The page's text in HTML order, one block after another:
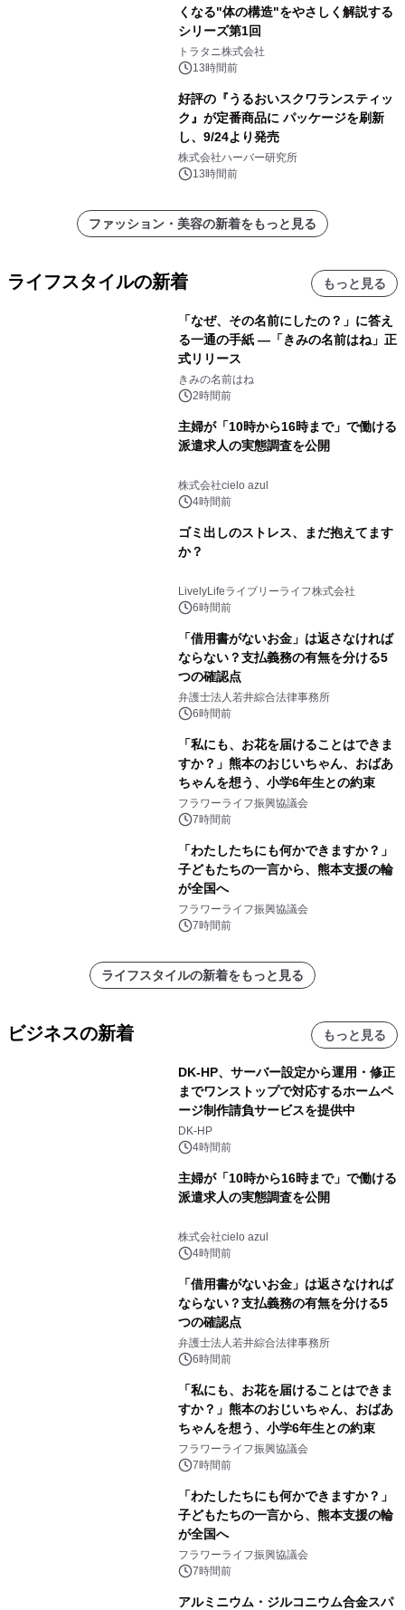
くなる"体の構造"をやさしく解説する
シリーズ第1回
トラタニ株式会社
13時間前
好評の『うるおいスクワランスティッ
ク』が定番商品に パッケージを刷新
し、9/24より発売
株式会社ハーバー研究所
13時間前
ファッション・美容の新着をもっと見る
ライフスタイルの新着 もっと見る
「なぜ、その名前にしたの？」に答え
る一通の手紙 ―「きみの名前はね」正
式リリース
きみの名前はね
2時間前
主婦が「10時から16時まで」で働ける
派遣求人の実態調査を公開
株式会社cielo azul
4時間前
ゴミ出しのストレス、まだ抱えてます
か？
LivelyLifeライブリーライフ株式会社
6時間前
「借用書がないお金」は返さなければ
ならない？支払義務の有無を分ける5
つの確認点
弁護士法人若井綜合法律事務所
6時間前
「私にも、お花を届けることはできま
すか？」熊本のおじいちゃん、おばあ
ちゃんを想う、小学6年生との約束
フラワーライフ振興協議会
7時間前
「わたしたちにも何かできますか？」
子どもたちの一言から、熊本支援の輪
が全国へ
フラワーライフ振興協議会
7時間前
ライフスタイルの新着をもっと見る
ビジネスの新着 もっと見る
DK-HP、サーバー設定から運用・修正
までワンストップで対応するホームペ
ージ制作請負サービスを提供中
DK-HP
4時間前
主婦が「10時から16時まで」で働ける
派遣求人の実態調査を公開
株式会社cielo azul
4時間前
「借用書がないお金」は返さなければ
ならない？支払義務の有無を分ける5
つの確認点
弁護士法人若井綜合法律事務所
6時間前
「私にも、お花を届けることはできま
すか？」熊本のおじいちゃん、おばあ
ちゃんを想う、小学6年生との約束
フラワーライフ振興協議会
7時間前
「わたしたちにも何かできますか？」
子どもたちの一言から、熊本支援の輪
が全国へ
フラワーライフ振興協議会
7時間前
アルミニウム・ジルコニウム合金スパ